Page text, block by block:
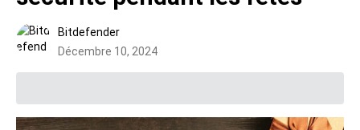
Bitdefender
Décembre 10, 2024